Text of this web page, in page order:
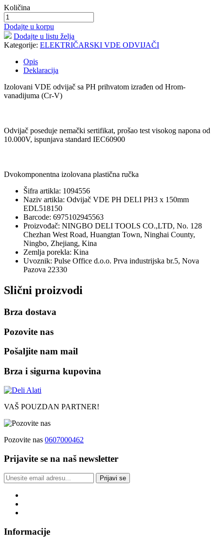
Količina
Dodajte u korpu
Dodajte u listu želja
Kategorije: ELEKTRIČARSKI VDE ODVIJAČI
Opis
Deklaracija
Izolovani VDE odvijač sa PH prihvatom izrađen od Hrom-
vanadijuma (Cr-V)
Odvijač poseduje nemački sertifikat, prošao test visokog napona od
10.000V, ispunjava standard IEC60900
Dvokomponentna izolovana plastična ručka
Šifra artikla: 1094556
Naziv artikla: Odvijač VDE PH DELI PH3 x 150mm
EDL518150
Barcode: 6975102945563
Proizvođač: NINGBO DELI TOOLS CO.,LTD, No. 128
Chezhan West Road, Huangtan Town, Ninghai County,
Ningbo, Zhejiang, Kina
Zemlja porekla: Kina
Uvoznik: Pulse Office d.o.o. Prva industrijska br.5, Nova
Pazova 22330
Slični proizvodi
Brza dostava
Pozovite nas
Pošaljite nam mail
Brza i sigurna kupovina
VAŠ POUZDAN PARTNER!
Pozovite nas 0607000462
Prijavite se na naš newsletter
Prijavi se
Informacije